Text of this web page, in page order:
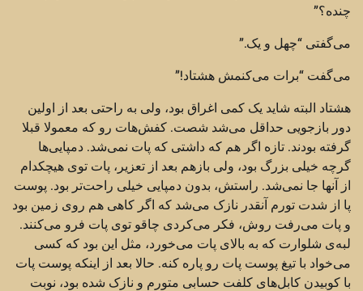
چنده؟”
می‌گفتی “چهل و یک.”
می‌گفت “برات می‌کنمش هشتاد!”
هشتاد البته شاید یک کمی اغراق بود، ولی به راحتی بعد از اولین
دور بازجویی حداقل می‌شد شصت. کفش‌هات رو که معمولا قبلا
گرفته بودند. تازه اگر هم که داشتی که پات نمی‌شد. دمپایی‌ها
گرچه خیلی بزرگ بود، ولی بازهم بعد از تعزیر، پات توی هیچکدام
از آنها جا نمی‌شد. راستش، بدون دمپایی خیلی راحت‌تر بود. پوست
پا از شدت تورم آنقدر نازک می‌شد که اگر کاهی هم روی زمین بود
و پات می‌رفت روش، فکر می‌کردی چاقو توی پات فرو می‌کنند.
لبه‌ی شلوارت که به بالای پات می‌خورد، مثل این بود که کسی
می‌خواد با تیغ پوست پات رو پاره کنه. حالا بعد از اینکه پوست پات
با کوبیدن کابل‌های کلفت حسابی متورم و نازک شده بود، نوبت